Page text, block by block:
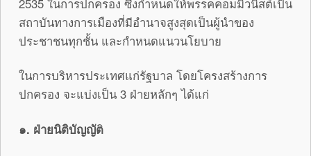
สถาบันทางการเมืองที่มีอำนาจสูงสุดเป็นผู้นำของ
ประชาชนทุกชั้น และกำหนดแนวนโยบาย
ในการบริหารประเทศแก่รัฐบาล โดยโครงสร้างการ
ปกครอง จะแบ่งเป็น 3 ฝ่ายหลักๆ ได้แก่
๑. ฝ่ายนิติบัญญัต